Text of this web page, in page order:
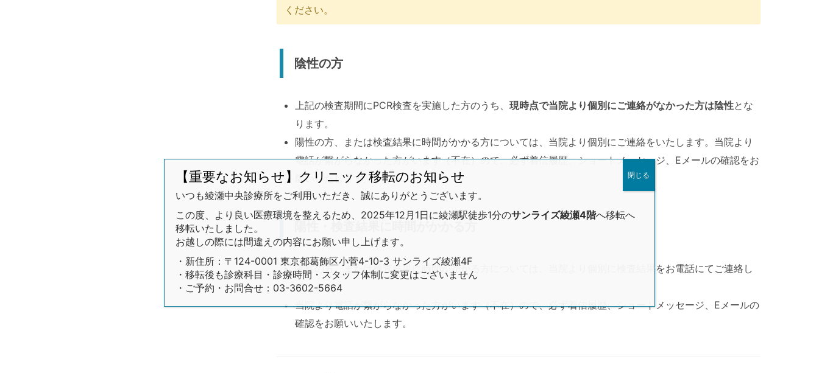
ください。
陰性の方
上記の検査期間にPCR検査を実施した方のうち、 現時点で当院より個別にご連絡がなかった方は陰性とな
ります。
陽性の方、または検査結果に時間がかかる方については、当院より個別にご連絡をいたします。当院より
電話が繋がらなかった方がいます（不在）ので、必ず着信履歴、ショートメッセージ、Eメールの確認をお
願いいたします。
陽性の方、または検査結果に時間がかかる方については、当院より個別に検査結果をお電話にてご連絡し
ています。
当院より電話が繋がらなかった方がいます（不在）ので、必ず着信履歴、ショートメッセージ、Eメールの
確認をお願いいたします。
【重要なお知らせ】クリニック移転のお知らせ
いつも綾瀬中央診療所をご利用いただき、誠にありがとうございます。
この度、より良い医療環境を整えるため、2025年12月1日に綾瀬駅徒歩1分のサンライズ綾瀬4階へ移転へ
移転いたしました。
お越しの際には間違えの内容にお願い申し上げます。
・新住所：〒124-0001 東京都葛飾区小菅4-10-3 サンライズ綾瀬4F
・移転後も診療科目・診療時間・スタッフ体制に変更はございません
・ご予約・お問合せ：03-3602-5664
閉じる